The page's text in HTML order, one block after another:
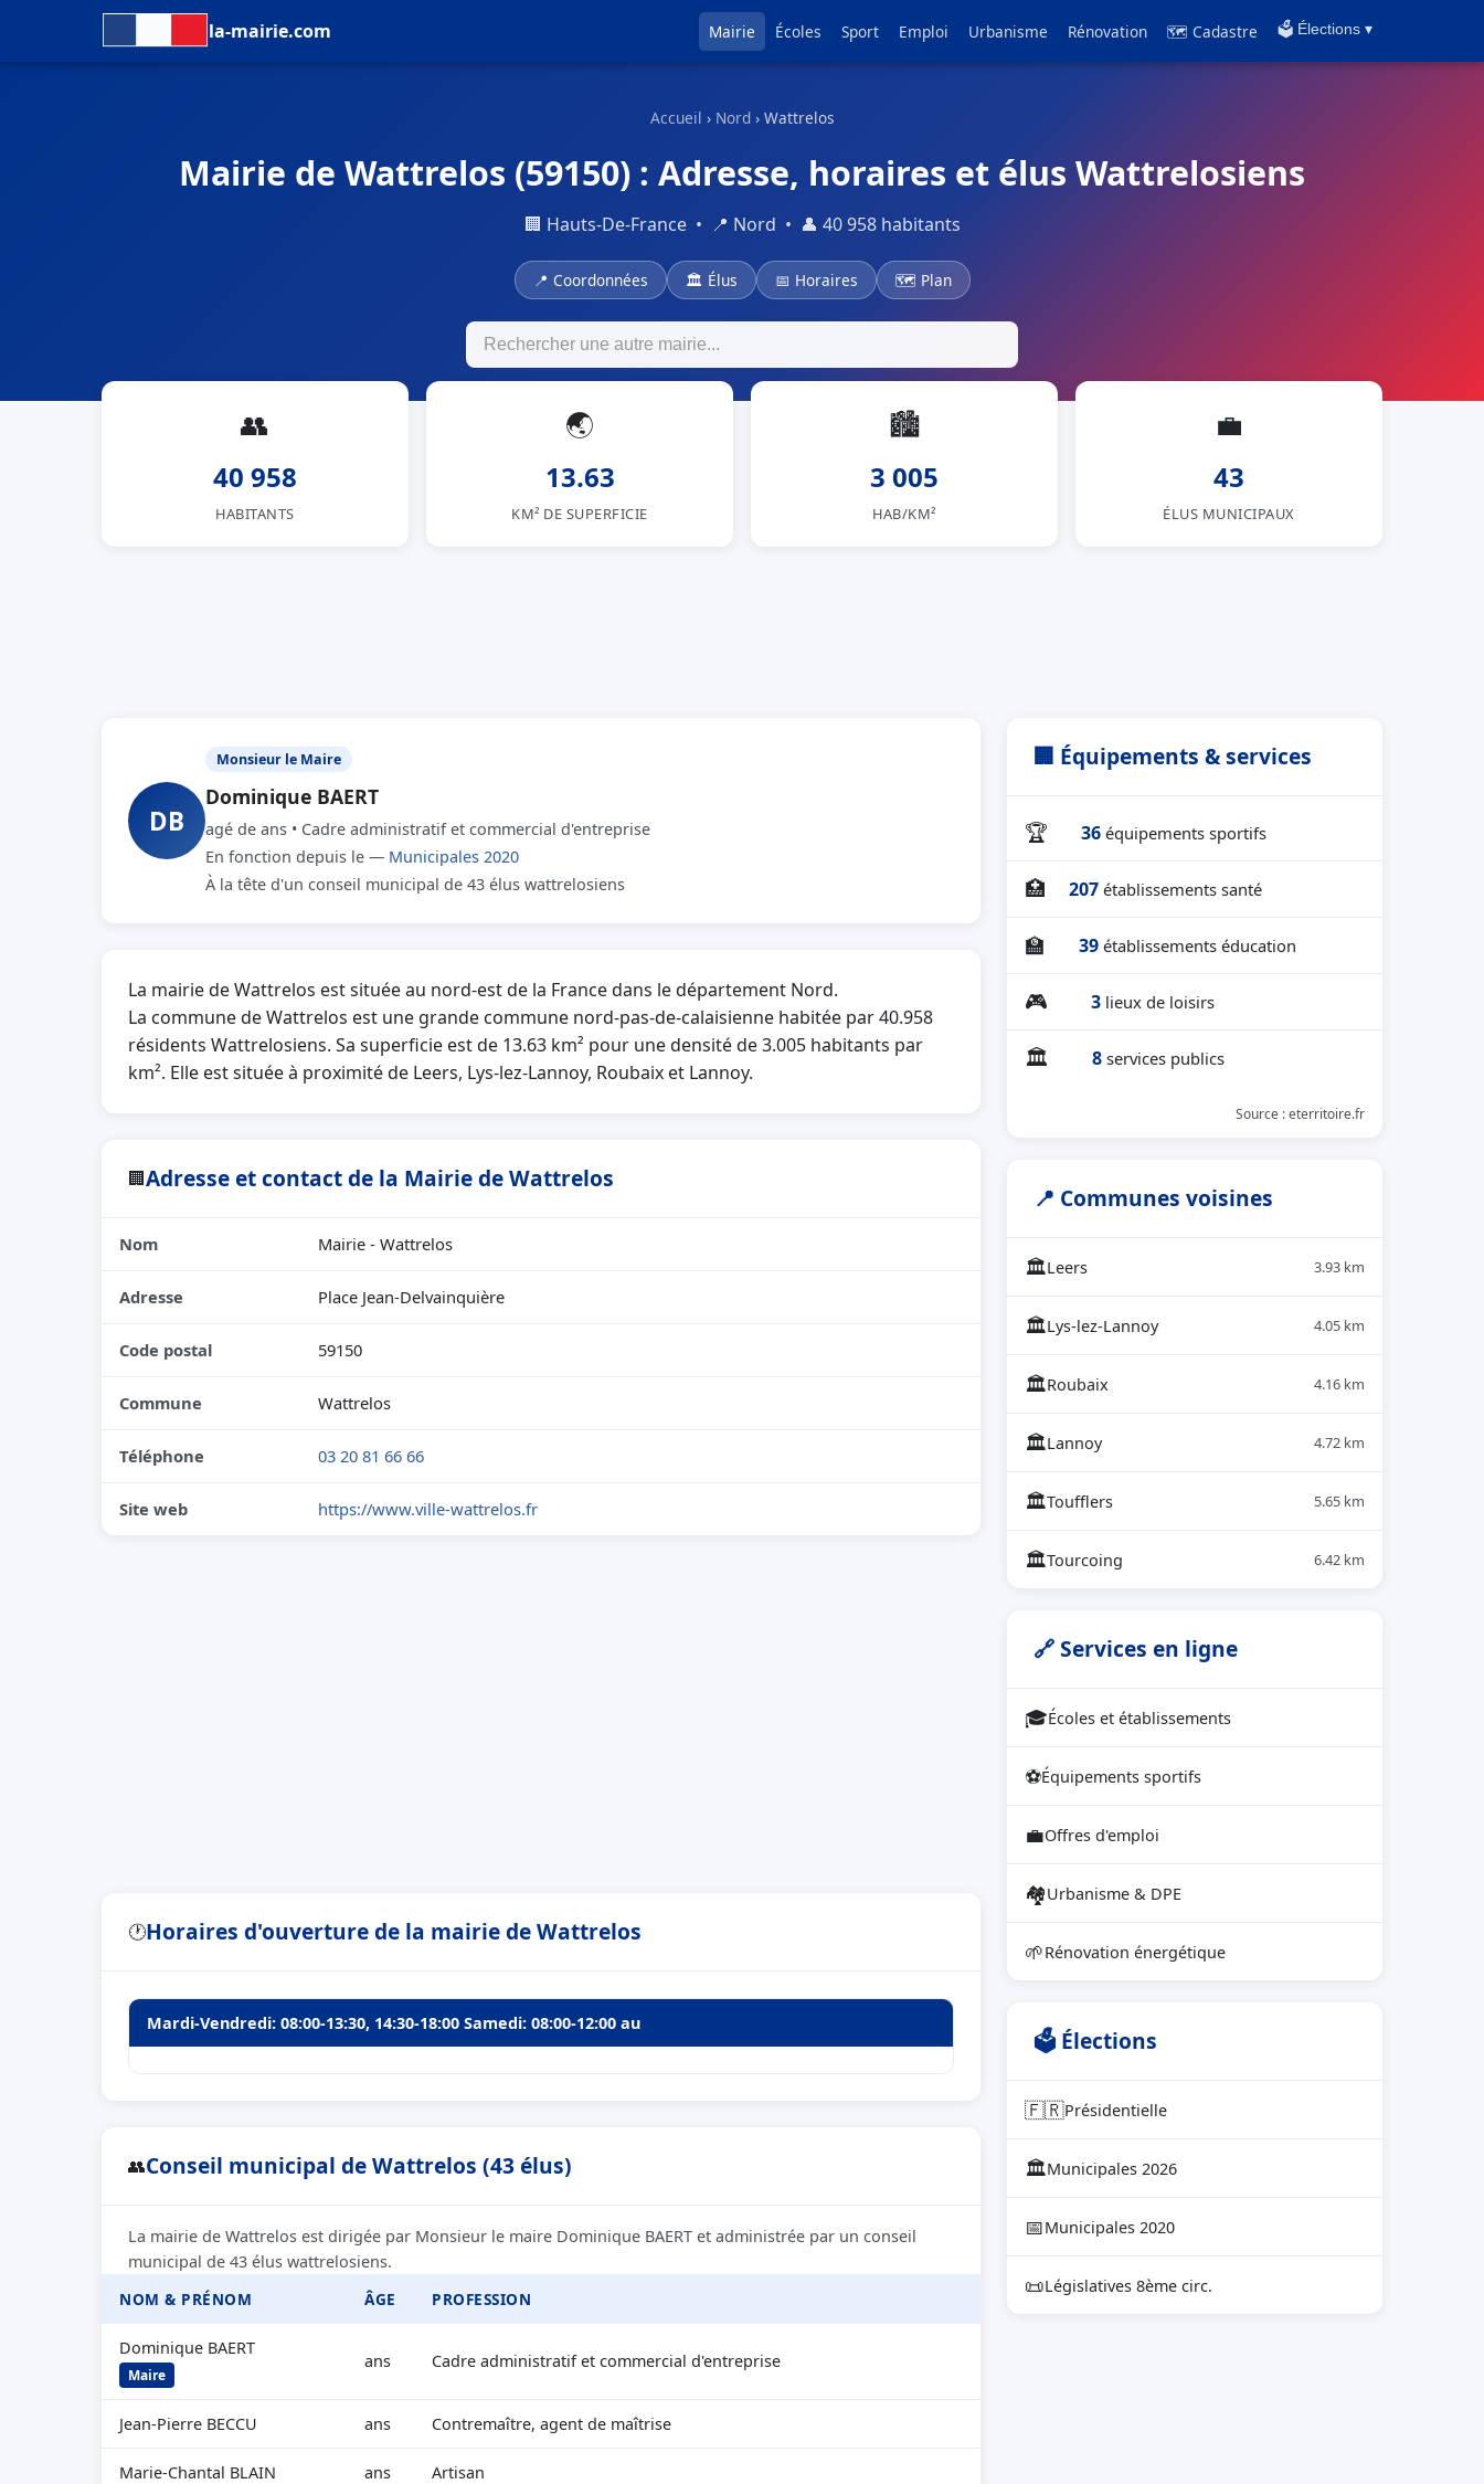
la-mairie.com Mairie Écoles Sport Emploi Urbanisme Rénovation 🗺 Cadastre 🗳️ Élections ▾
Accueil › Nord› Wattrelos
Mairie de Wattrelos (59150) : Adresse, horaires et élus Wattrelosiens
🏢 Hauts-De-France • 📍 Nord • 👤 40 958 habitants
📍 Coordonnées 🏛 Élus 📅 Horaires 🗺 Plan
👥
40 958
HABITANTS
🌏
13.63
KM² DE SUPERFICIE
🏙
3 005
HAB/KM²
💼
43
ÉLUS MUNICIPAUX
DB
Monsieur le Maire
Dominique BAERT
agé de ans • Cadre administratif et commercial d'entreprise
En fonction depuis le — Municipales 2020
À la tête d'un conseil municipal de 43 élus wattrelosiens
La mairie de Wattrelos est située au nord-est de la France dans le département Nord.
La commune de Wattrelos est une grande commune nord-pas-de-calaisienne habitée par 40.958
résidents Wattrelosiens. Sa superficie est de 13.63 km² pour une densité de 3.005 habitants par
km². Elle est située à proximité de Leers, Lys-lez-Lannoy, Roubaix et Lannoy.
🏢Adresse et contact de la Mairie de Wattrelos
Nom Mairie - Wattrelos
Adresse Place Jean-Delvainquière
Code postal 59150
Commune Wattrelos
Téléphone 03 20 81 66 66
Site web https://www.ville-wattrelos.fr
🕐Horaires d'ouverture de la mairie de Wattrelos
Mardi-Vendredi: 08:00-13:30, 14:30-18:00 Samedi: 08:00-12:00 au
👥Conseil municipal de Wattrelos (43 élus)
La mairie de Wattrelos est dirigée par Monsieur le maire Dominique BAERT et administrée par un conseil
municipal de 43 élus wattrelosiens.
NOM & PRÉNOM
ÂGE PROFESSION
Dominique BAERT
Maire
ans Cadre administratif et commercial d'entreprise
Jean-Pierre BECCU ans Contremaître, agent de maîtrise
Marie-Chantal BLAIN ans Artisan
🏢 Équipements & services
🏆 36 équipements sportifs
🏥 207 établissements santé
🏫 39 établissements éducation
🎮 3 lieux de loisirs
🏛 8 services publics
Source : eterritoire.fr
📍 Communes voisines
🏛Leers 3.93 km
🏛Lys-lez-Lannoy 4.05 km
🏛Roubaix 4.16 km
🏛Lannoy 4.72 km
🏛Toufflers 5.65 km
🏛Tourcoing 6.42 km
🔗 Services en ligne
🎓Écoles et établissements
⚽Équipements sportifs
💼Offres d'emploi
🏘Urbanisme & DPE
🌱Rénovation énergétique
🗳 Élections
🇫🇷Présidentielle
🏛Municipales 2026
📅Municipales 2020
📜Législatives 8ème circ.